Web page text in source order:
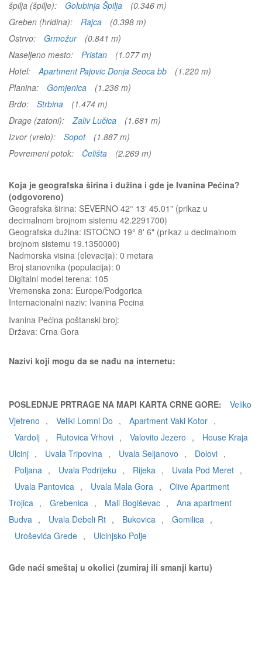
špilja (špilje):
Golubinja Špilja
(0.346 m)
Greben (hridina):
Rajca
(0.398 m)
Ostrvo:
Grmožur
(0.841 m)
Naseljeno mesto:
Pristan
(1.077 m)
Hotel:
Apartment Pajovic Donja Seoca bb
(1.220 m)
Planina:
Gomjenica
(1.236 m)
Brdo:
Strbina
(1.474 m)
Drage (zatoni):
Zaliv Lučica
(1.681 m)
Izvor (vrelo):
Sopot
(1.887 m)
Povremeni potok:
Čelišta (2.269 m)
Koja je geografska širina i dužina i gde je Ivanina Pećina?
(odgovoreno)
Geografska širina: SEVERNO 42° 13' 45.01" (prikaz u
decimalnom brojnom sistemu 42.2291700)
Geografska dužina: ISTOČNO 19° 8' 6" (prikaz u decimalnom
brojnom sistemu 19.1350000)
Nadmorska visina (elevacija): 0 metara
Broj stanovnika (populacija): 0
Digitalni model terena: 105
Vremenska zona: Europe/Podgorica
Internacionalni naziv: Ivanina Pecina
Ivanina Pećina poštanski broj:
Država: Crna Gora
Nazivi koji mogu da se nađu na internetu:
POSLEDNJE PRTRAGE NA MAPI KARTA CRNE GORE:
Veliko
Vjetreno , Veliki Lomni Do , Apartment Vaki Kotor ,
Vardolj , Rutovica Vrhovi , Valovito Jezero ,
House Kraja
Ulcinj , Uvala Tripovina , Uvala Seljanovo , Dolovi ,
Poljana , Uvala Podrijeku , Rijeka , Uvala Pod Meret ,
Uvala Pantovica , Uvala Mala Gora ,
Olive Apartment
Trojica , Grebenica , Mali Bogiševac ,
Ana apartment
Budva , Uvala Debeli Rt , Bukovica , Gomilica ,
Uroševića Grede , Ulcinjsko Polje
Gde naći smeštaj u okolici (zumiraj ili smanji kartu)